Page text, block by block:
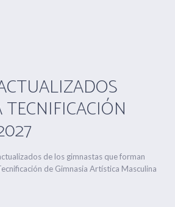
de los gimnastas que forman
de Gimnasia Artística Masculina